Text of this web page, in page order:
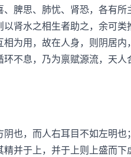
脾思、肺忧、肾恐，各有
肾水之相生者助之，余可
为用，故在人身，则阴居
不息，乃为禀赋源流，天人
，而人右耳目不如左明也
并于上，并于上则上盛而